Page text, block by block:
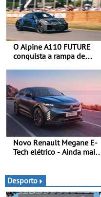
O Alpine A110 FUTURE
conquista a rampa de
dinâmica a nível mundial -
O protótipo de
desenvolvimento do Alpine
A110 FUTURE fez a sua
estreia dinâmica, em
público
Novo Renault Megane E-
Tech elétrico - Ainda mais
Desporto